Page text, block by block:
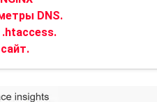
DNS.